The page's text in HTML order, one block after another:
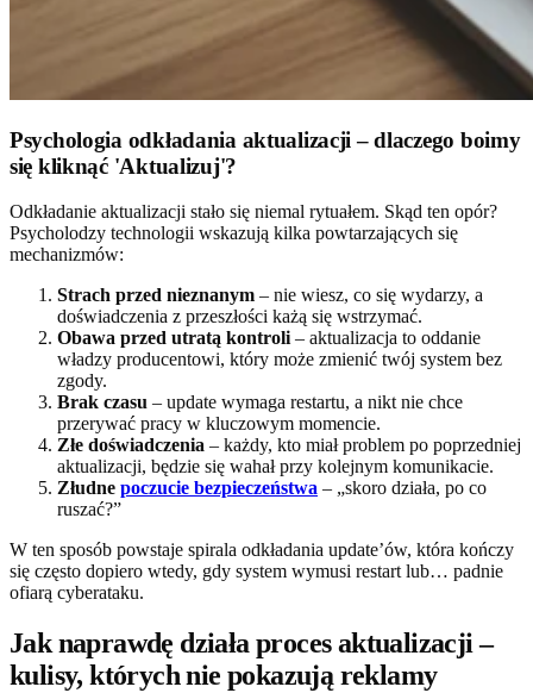
Psychologia odkładania aktualizacji – dlaczego boimy
się kliknąć 'Aktualizuj'?
Odkładanie aktualizacji stało się niemal rytuałem. Skąd ten opór?
Psycholodzy technologii wskazują kilka powtarzających się
mechanizmów:
Strach przed nieznanym – nie wiesz, co się wydarzy, a
doświadczenia z przeszłości każą się wstrzymać.
Obawa przed utratą kontroli – aktualizacja to oddanie
władzy producentowi, który może zmienić twój system bez
zgody.
Brak czasu – update wymaga restartu, a nikt nie chce
przerywać pracy w kluczowym momencie.
Złe doświadczenia – każdy, kto miał problem po poprzedniej
aktualizacji, będzie się wahał przy kolejnym komunikacie.
Złudne poczucie bezpieczeństwa – „skoro działa, po co
ruszać?”
W ten sposób powstaje spirala odkładania update’ów, która kończy
się często dopiero wtedy, gdy system wymusi restart lub… padnie
ofiarą cyberataku.
Jak naprawdę działa proces aktualizacji –
kulisy, których nie pokazują reklamy